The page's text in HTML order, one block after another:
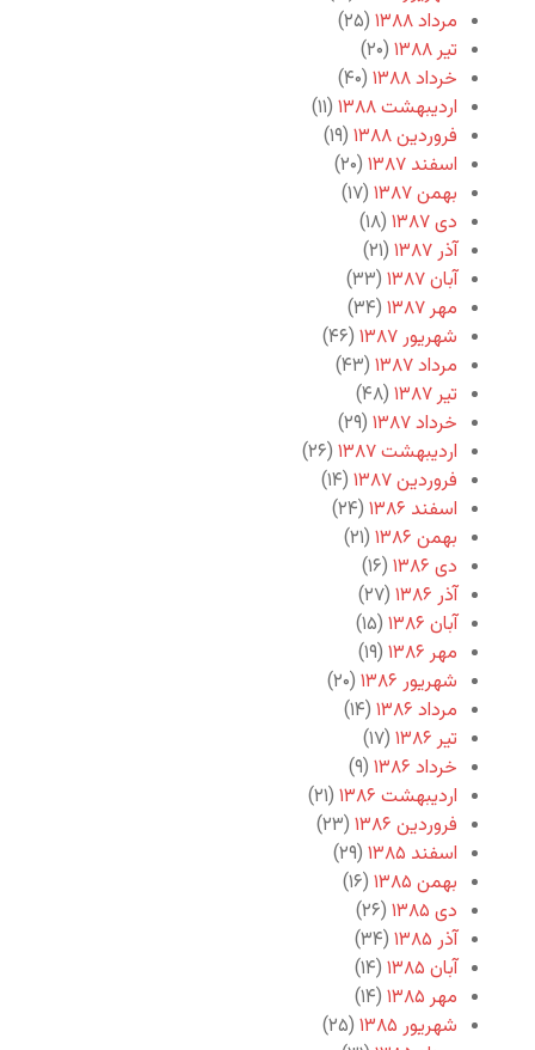
مرداد ۱۳۸۸
(۲۵)
تیر ۱۳۸۸
(۲۰)
خرداد ۱۳۸۸
(۴۰)
اردیبهشت ۱۳۸۸
(۱۱)
فروردین ۱۳۸۸
(۱۹)
اسفند ۱۳۸۷
(۲۰)
بهمن ۱۳۸۷
(۱۷)
دی ۱۳۸۷
(۱۸)
آذر ۱۳۸۷
(۲۱)
آبان ۱۳۸۷
(۳۳)
مهر ۱۳۸۷
(۳۴)
شهریور ۱۳۸۷
(۴۶)
مرداد ۱۳۸۷
(۴۳)
تیر ۱۳۸۷
(۴۸)
خرداد ۱۳۸۷
(۲۹)
اردیبهشت ۱۳۸۷
(۲۶)
فروردین ۱۳۸۷
(۱۴)
اسفند ۱۳۸۶
(۲۴)
بهمن ۱۳۸۶
(۲۱)
دی ۱۳۸۶
(۱۶)
آذر ۱۳۸۶
(۲۷)
آبان ۱۳۸۶
(۱۵)
مهر ۱۳۸۶
(۱۹)
شهریور ۱۳۸۶
(۲۰)
مرداد ۱۳۸۶
(۱۴)
تیر ۱۳۸۶
(۱۷)
خرداد ۱۳۸۶
(۹)
اردیبهشت ۱۳۸۶
(۲۱)
فروردین ۱۳۸۶
(۲۳)
اسفند ۱۳۸۵
(۲۹)
بهمن ۱۳۸۵
(۱۶)
دی ۱۳۸۵
(۲۶)
آذر ۱۳۸۵
(۳۴)
آبان ۱۳۸۵
(۱۴)
مهر ۱۳۸۵
(۱۴)
شهریور ۱۳۸۵
(۲۵)